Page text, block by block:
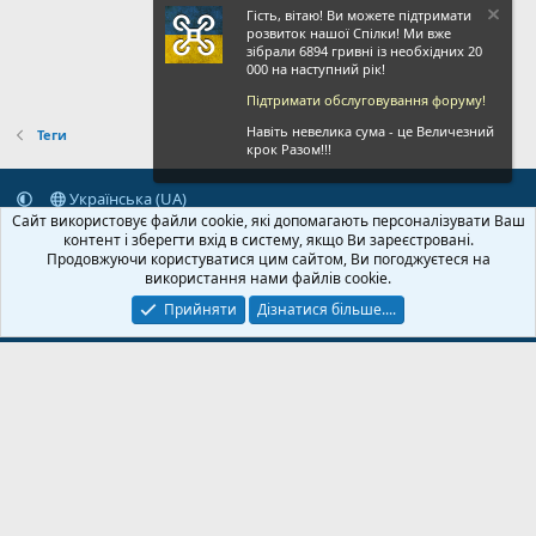
Теги
Українська (UA)
Зворотній зв'язок
Умови і правила
Політика конфіденційності
Дoпoмoга
Головна
R
S
S
© 2020-2026 FPVUA.ORG Розроблено:Magshifter
Гість, вітаю! Ви можете підтримати
розвиток нашої Спілки! Ми вже
зібрали 6894 гривні із необхідних 20
000 на наступний рік!
Підтримати обслуговування форуму!
Навіть невелика сума - це Величезний
крок Разом!!!
Сайт використовує файли cookie, які допомагають персоналізувати Ваш
контент і зберегти вхід в систему, якщо Ви зареєстровані.
Продовжуючи користуватися цим сайтом, Ви погоджуєтеся на
використання нами файлів cookie.
Прийняти
Дізнатися більше....